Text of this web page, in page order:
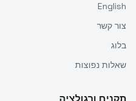
English
צור קשר
בלוג
שאלות נפוצות